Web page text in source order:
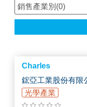
銷售產業別(0)
Charles
鋐亞工業股份有限
光學產業